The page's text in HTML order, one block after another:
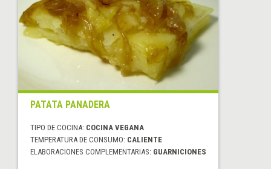
PATATA PANADERA
TIPO DE COCINA: COCINA VEGANA
TEMPERATURA DE CONSUMO: CALIENTE
ELABORACIONES COMPLEMENTARIAS: GUARNICIONES